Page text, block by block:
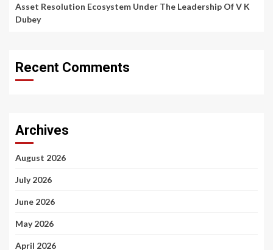
Asset Resolution Ecosystem Under The Leadership Of V K
Dubey
Recent Comments
Archives
August 2026
July 2026
June 2026
May 2026
April 2026